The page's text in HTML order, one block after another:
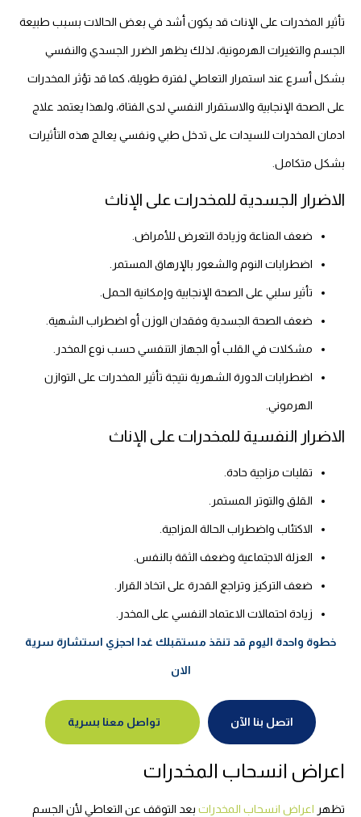
تأثير المخدرات على الإناث قد يكون أشد في بعض الحالات بسبب طبيعة
الجسم والتغيرات الهرمونية، لذلك يظهر الضرر الجسدي والنفسي
بشكل أسرع عند استمرار التعاطي لفترة طويلة، كما قد تؤثر المخدرات
على الصحة الإنجابية والاستقرار النفسي لدى الفتاة، ولهذا يعتمد علاج
ادمان المخدرات للسيدات على تدخل طبي ونفسي يعالج هذه التأثيرات
بشكل متكامل.
الاضرار الجسدية للمخدرات على الإناث
ضعف المناعة وزيادة التعرض للأمراض.
اضطرابات النوم والشعور بالإرهاق المستمر.
تأثير سلبي على الصحة الإنجابية وإمكانية الحمل.
ضعف الصحة الجسدية وفقدان الوزن أو اضطراب الشهية.
مشكلات في القلب أو الجهاز التنفسي حسب نوع المخدر.
اضطرابات الدورة الشهرية نتيجة تأثير المخدرات على التوازن
الهرموني.
الاضرار النفسية للمخدرات على الإناث
تقلبات مزاجية حادة.
القلق والتوتر المستمر.
الاكتئاب واضطراب الحالة المزاجية.
العزلة الاجتماعية وضعف الثقة بالنفس.
ضعف التركيز وتراجع القدرة على اتخاذ القرار.
زيادة احتمالات الاعتماد النفسي على المخدر.
خطوة واحدة اليوم قد تنقذ مستقبلك غدا احجزي استشارة سرية
الان
اتصل بنا الآن تواصل معنا بسرية
اعراض انسحاب المخدرات
تظهر اعراض انسحاب المخدرات بعد التوقف عن التعاطي لأن الجسم